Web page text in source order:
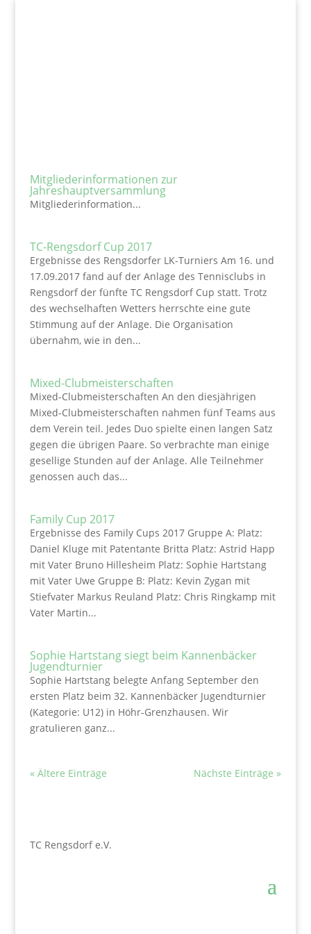
Mitgliederinformationen zur
Jahreshauptversammlung
Mitgliederinformation...
TC-Rengsdorf Cup 2017
Ergebnisse des Rengsdorfer LK-Turniers Am 16. und
17.09.2017 fand auf der Anlage des Tennisclubs in
Rengsdorf der fünfte TC Rengsdorf Cup statt. Trotz
des wechselhaften Wetters herrschte eine gute
Stimmung auf der Anlage. Die Organisation
übernahm, wie in den...
Mixed-Clubmeisterschaften
Mixed-Clubmeisterschaften An den diesjährigen
Mixed-Clubmeisterschaften nahmen fünf Teams aus
dem Verein teil. Jedes Duo spielte einen langen Satz
gegen die übrigen Paare. So verbrachte man einige
gesellige Stunden auf der Anlage. Alle Teilnehmer
genossen auch das...
Family Cup 2017
Ergebnisse des Family Cups 2017 Gruppe A: Platz:
Daniel Kluge mit Patentante Britta Platz: Astrid Happ
mit Vater Bruno Hillesheim Platz: Sophie Hartstang
mit Vater Uwe Gruppe B: Platz: Kevin Zygan mit
Stiefvater Markus Reuland Platz: Chris Ringkamp mit
Vater Martin...
Sophie Hartstang siegt beim Kannenbäcker
Jugendturnier
Sophie Hartstang belegte Anfang September den
ersten Platz beim 32. Kannenbäcker Jugendturnier
(Kategorie: U12) in Höhr-Grenzhausen. Wir
gratulieren ganz...
« Ältere Einträge Nächste Einträge »
TC Rengsdorf e.V.